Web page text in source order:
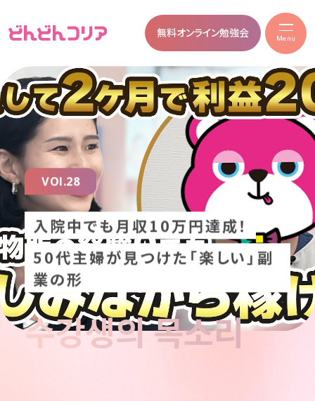
無料オンライン勉強会 Menu
VOl.28
入院中でも月収10万円達成！
50代主婦が見つけた「楽しい」副
業の形
수강생의 목소리